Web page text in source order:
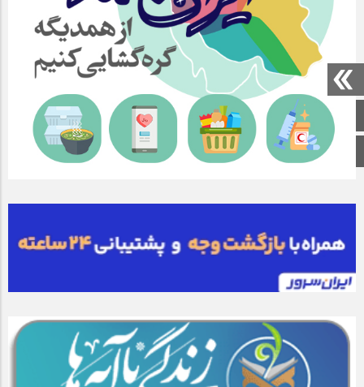
صفحه اصلی
اینستاگرام